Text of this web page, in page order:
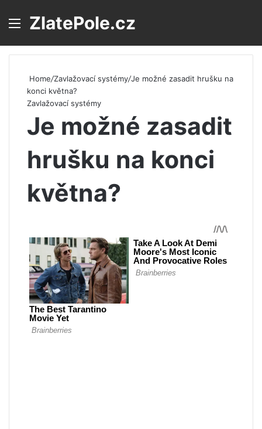
Menu
ZlatePole.cz
Home/Zavlažovací systémy/Je možné zasadit hrušku na
konci května?
Zavlažovací systémy
Je možné zasadit
hrušku na konci
května?